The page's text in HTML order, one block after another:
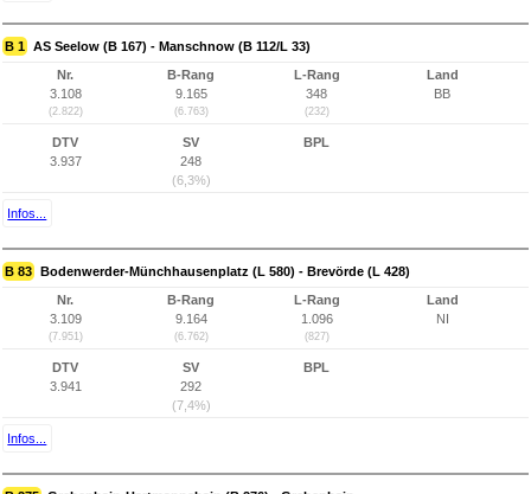
B 1 AS Seelow (B 167) - Manschnow (B 112/L 33)
Nr.
3.108
(2.822)
B-Rang
9.165
(6.763)
L-Rang
348
(232)
Land
BB
DTV
3.937
SV
248
(6,3%)
BPL
Infos...
B 83 Bodenwerder-Münchhausenplatz (L 580) - Brevörde (L 428)
Nr.
3.109
(7.951)
B-Rang
9.164
(6.762)
L-Rang
1.096
(827)
Land
NI
DTV
3.941
SV
292
(7,4%)
BPL
Infos...